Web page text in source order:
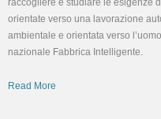
raccogliere e studiare le esigenze
orientate verso una lavorazione
ambientale e orientata verso
nazionale Fabbrica Intelligente.
Read More